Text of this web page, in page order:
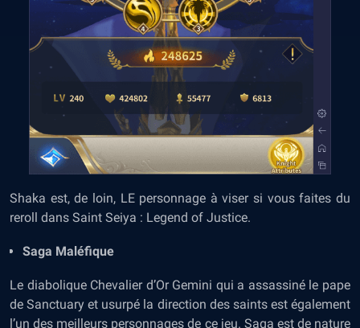
Shaka est, de loin, LE personnage à viser si vous faites du
reroll dans Saint Seiya : Legend of Justice.
Saga Maléfique
Le diabolique Chevalier d’Or Gemini qui a assassiné le pape
de Sanctuary et usurpé la direction des saints est également
l’un des meilleurs personnages de ce jeu. Saga est de nature